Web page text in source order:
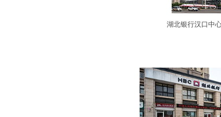
湖北银行汉口中